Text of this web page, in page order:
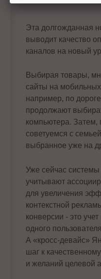
Эта долгожданная
выводит качество
каналов на новый
Выбирая товары,
сайты на мобильных
например, по
продолжают
компьютера.
советуемся с
выбранное уже на
Уже сейчас
учитывают
для увеличения
контекстной
конверсии - это
одного
А «кросс-девайс»
шаг к
и желаний целевой